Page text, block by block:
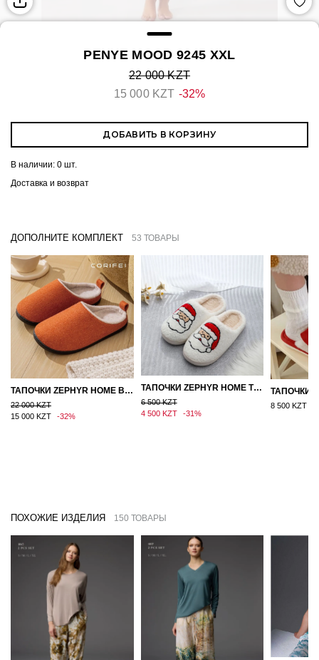
PENYE MOOD 9245 XXL
22 000 KZT
15 000 KZT -32%
ДОБАВИТЬ В КОРЗИНУ
В наличии: 0 шт.
Доставка и возврат
ДОПОЛНИТЕ КОМПЛЕКТ 53 ТОВАРЫ
ТАПОЧКИ ZEPHYR HOME ВОЙЛОК ОРАНЖЕВЫЙ
22 000 KZT
15 000 KZT
-32%
ТАПОЧКИ ZEPHYR HOME ТЕДДИ ДЕД МОРОЗ NEW
6 500 KZT
4 500 KZT
-31%
8 500 KZT
ПОХОЖИЕ ИЗДЕЛИЯ 150 ТОВАРЫ